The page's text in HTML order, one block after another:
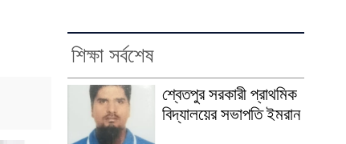
শিক্ষা সর্বশেষ
শ্বেতপুর সরকারী প্রাথমিক
বিদ্যালয়ের সভাপতি ইমরান